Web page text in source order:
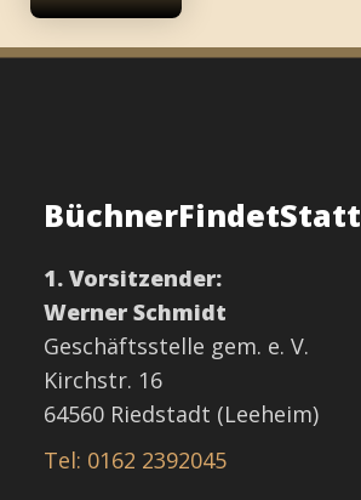
BüchnerFindetStatt
1. Vorsitzender:
Werner Schmidt
Geschäftsstelle gem. e. V.
Kirchstr. 16
64560 Riedstadt (Leeheim)
Tel: 0162 2392045